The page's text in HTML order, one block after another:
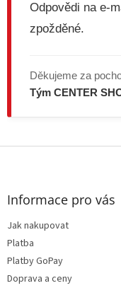
Odpovědi na e-
zpožděné.
Děkujeme za
Tým CENTER
Z
Informace pro vás
Jak nakupovat
Platba
Platby GoPay
Doprava a ceny